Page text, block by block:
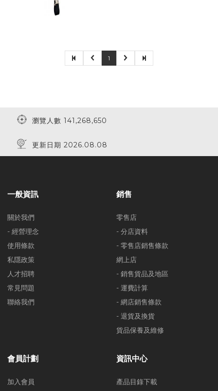
1
瀏覽人數 141,268,650
更新日期 2026.08.08
一般資訊
關於我們
- 經營理念
使用條款
私隱政策
人才招聘
常見問題
聯絡我們
銷售
零售店
- 分店資料
- 零售店銷售條款
網上店
- 銷售貨品及地區
- 運費計算
- 網店銷售條款
- 退貨及換貨
貨品保養及維修
會員計劃
加入會員
資訊中心
產品目錄下載